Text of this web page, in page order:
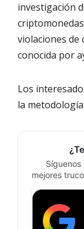
investigación
violaciones de
conocida por
Los
la
mejores